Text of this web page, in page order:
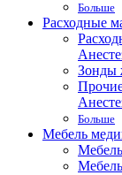
Больше
Расходные
Зонды
Больше
Мебель
Мебель